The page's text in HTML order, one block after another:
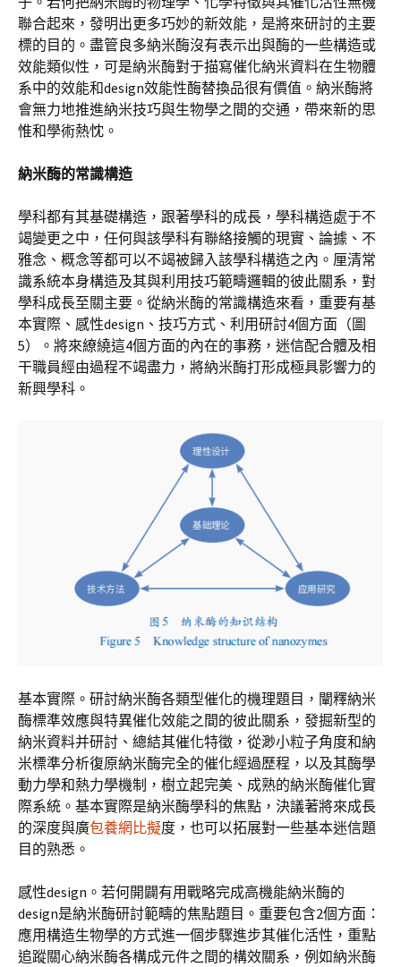
聯合起來，發明出更多巧妙的新效能，是將來研討的主要
標的目的。盡管良多納米酶沒有表示出與酶的一些構造或
效能類似性，可是納米酶對于描寫催化納米資料在生物體
系中的效能和design效能性酶替換品很有價值。納米酶將
會無力地推進納米技巧與生物學之間的交通，帶來新的思
惟和學術熱忱。
納米酶的常識構造
學科都有其基礎構造，跟著學科的成長，學科構造處于不
竭變更之中，任何與該學科有聯絡接觸的現實、論據、不
雅念、概念等都可以不竭被歸入該學科構造之內。厘清常
識系統本身構造及其與利用技巧範疇邏輯的彼此關系，對
學科成長至關主要。從納米酶的常識構造來看，重要有基
本實際、感性design、技巧方式、利用研討4個方面（圖
5）。將來繚繞這4個方面的內在的事務，迷信配合體及相
干職員經由過程不竭盡力，將納米酶打形成極具影響力的
新興學科。
基本實際。研討納米酶各類型催化的機理題目，闡釋納米
酶標準效應與特異催化效能之間的彼此關系，發掘新型的
納米資料并研討、總結其催化特徵，從渺小粒子角度和納
米標準分析復原納米酶完全的催化經過歷程，以及其酶學
動力學和熱力學機制，樹立起完美、成熟的納米酶催化實
際系統。基本實際是納米酶學科的焦點，決議著將來成長
的深度與廣包養網比擬度，也可以拓展對一些基本迷信題
目的熟悉。
感性design。若何開闢有用戰略完成高機能納米酶的
design是納米酶研討範疇的焦點題目。重要包含2個方面：
應用構造生物學的方式進一個步驟進步其催化活性，重點
追蹤關心納米酶各構成元件之間的構效關系，例如納米酶